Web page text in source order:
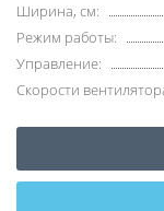
Ширина, см:
Режим работы:
Управление:
Скорости